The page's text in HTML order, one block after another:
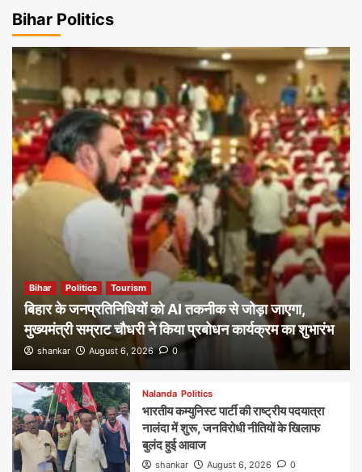
Bihar Politics
Bihar Politics Tourism
बिहार के जनप्रतिनिधियों को AI तकनीक से जोड़ा जाएगा,
मुख्यमंत्री सम्राट चौधरी ने किया प्रबोधन कार्यक्रम का शुभारंभ
shankar August 6, 2026 0
Nalanda Politics
भारतीय कम्युनिस्ट पार्टी की राष्ट्रीय पदयात्रा
नालंदा में शुरू, जनविरोधी नीतियों के खिलाफ
बुलंद हुई आवाज
shankar August 6, 2026 0